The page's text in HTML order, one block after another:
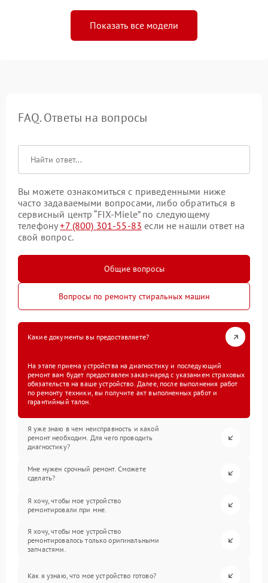
Показать все модели
FAQ. Ответы на вопросы
Вы можете ознакомиться с приведенными ниже
часто задаваемыми вопросами, либо обратиться в
сервисный центр “FIX-Miele” по следующему
телефону+7 (800) 301-55-83 если не нашли ответ на
свой вопрос.
Общие вопросы
Вопросы по ремонту стиральных машин
Какие документы вы предоставляете?
На этапе приема устройства на диагностику и последующий
ремонт вам будет предоставлен заказ-наряд с указанием страховых
обязательств на ваше устройство. Далее, после выполнения работ
по ремонту техники, вы получите акт выполненных работ и
гарантийный талон.
Я уже знаю в чем неисправность и какой
ремонт необходим. Для чего проводить
диагностику?
Мне нужен срочный ремонт. Сможете
сделать?
Я хочу, чтобы мое устройство
ремонтировали при мне.
Я хочу, чтобы мое устройство
ремонтировалось только оригинальными
запчастями.
Как я узнаю, что мое устройство готово?